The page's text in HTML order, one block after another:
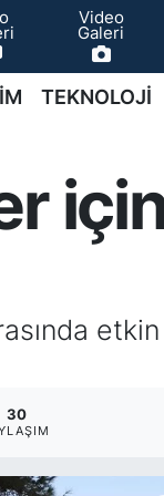
Video
Galeri
TEKNOLOJİ
30